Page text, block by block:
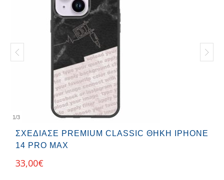
iPhone 8 Plus
iPhone SE 2020 / SE 2022 5G
iPhone X
iPhone XR
iPhone XS
Θήκες Groove
Θήκες Premium Classic
Θήκες Premium Leather
Θήκες Soft TPU
Θήκες Tempered Glass
1/3
ΣΧΕΔΊΑΣΕ PREMIUM CLASSIC ΘΉΚΗ IPHONE
14 PRO MAX
33,00€